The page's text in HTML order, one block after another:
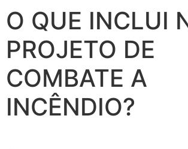
O QUE INCLUI
PROJETO DE
COMBATE A
INCÊNDIO?